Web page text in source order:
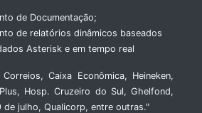
de Documentação;
de relatórios dinâmicos baseados
Asterisk e em tempo real
Caixa Econômica, Heineken,
Hosp. Cruzeiro do Sul, Ghelfond,
de julho, Qualicorp, entre outras."